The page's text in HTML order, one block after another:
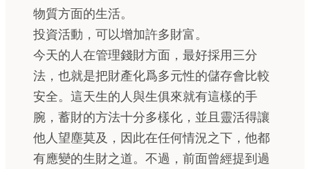
物質方面的生活。
投資活動，可以增加許多財富。
今天的人在管理錢財方面，最好採用三分
法，也就是把財產化爲多元性的儲存會比較
安全。這天生的人與生俱來就有這樣的手
腕，蓄財的方法十分多樣化，並且靈活得讓
他人望塵莫及，因此在任何情況之下，他都
有應變的生財之道。不過，前面曾經提到過